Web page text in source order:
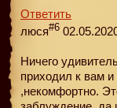
Ответить
люся#6
Ничего
приходил к вам
,некомфортно.